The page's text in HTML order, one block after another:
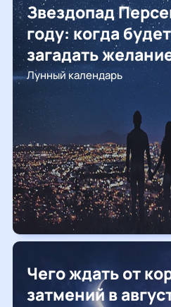
Звездопад
году: когда
загадать
Лунный календарь
Чего ждать от
затмений в